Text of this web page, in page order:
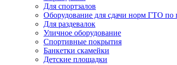
Для спортзалов
Оборудование для сдачи норм ГТО по
Для раздевалок
Уличное оборудование
Спортивные покрытия
Банкетки скамейки
Детские площадки